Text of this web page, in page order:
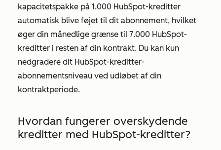
kapacitetspakke på 1.000 HubSpot-kreditter
automatisk blive føjet til dit abonnement, hvilket
øger din månedlige grænse til 7.000 HubSpot-
kreditter i resten af din kontrakt. Du kan kun
nedgradere dit HubSpot-kreditter-
abonnementsniveau ved udløbet af din
kontraktperiode.
Hvordan fungerer overskydende
kreditter med HubSpot-kreditter?